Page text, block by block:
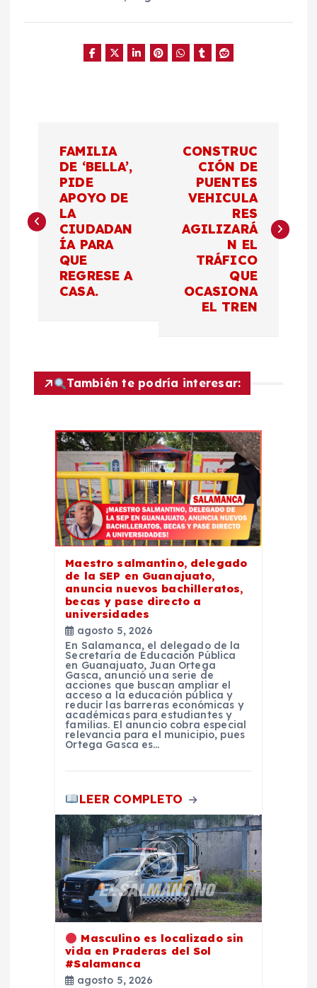
v
e
FAMILIA
DE ‘BELLA’,
PIDE
APOYO DE
LA
CIUDADAN
ÍA PARA
QUE
REGRESE A
CASA.
CONSTRUC
CIÓN DE
PUENTES
VEHICULA
RES
AGILIZARÁ
N EL
TRÁFICO
QUE
OCASIONA
EL TREN
También te podría interesar:
Maestro salmantino, delegado
de la SEP en Guanajuato,
anuncia nuevos bachilleratos,
becas y pase directo a
universidades
agosto 5, 2026
En Salamanca, el delegado de la
Secretaría de Educación Pública
en Guanajuato, Juan Ortega
Gasca, anunció una serie de
acciones que buscan ampliar el
acceso a la educación pública y
reducir las barreras económicas y
académicas para estudiantes y
familias. El anuncio cobra especial
relevancia para el municipio, pues
Ortega Gasca es…
LEER COMPLETO
Masculino es localizado sin
vida en Praderas del Sol
#Salamanca
agosto 5, 2026